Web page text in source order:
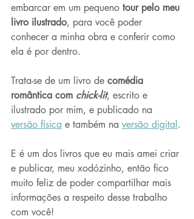
embarcar em um pequeno tour pelo meu
livro ilustrado, para você poder
conhecer a minha obra e conferir como
ela é por dentro.
Trata-se de um livro de comédia
romântica com chick-lit, escrito e
ilustrado por mim, e publicado na
versão física e também na versão digital .
E é um dos livros que eu mais amei criar
e publicar, meu xodózinho, então fico
muito feliz de poder compartilhar mais
informações a respeito desse trabalho
com você!